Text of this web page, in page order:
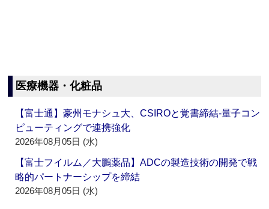
医療機器・化粧品
【富士通】豪州モナシュ大、CSIROと覚書締結‐量子コン
ピューティングで連携強化
2026年08月05日 (水)
【富士フイルム／大鵬薬品】ADCの製造技術の開発で戦
略的パートナーシップを締結
2026年08月05日 (水)